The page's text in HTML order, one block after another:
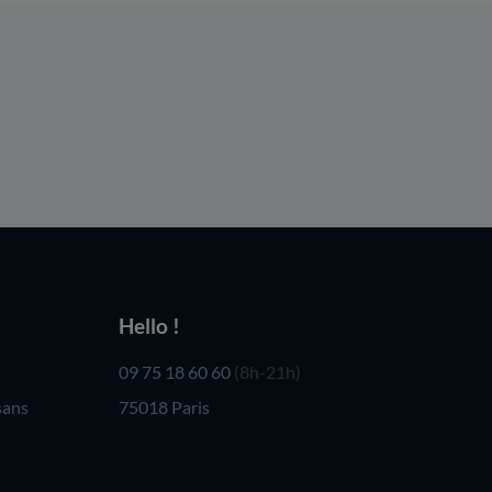
Hello !
09 75 18 60 60 (8h-21h)
75018 Paris